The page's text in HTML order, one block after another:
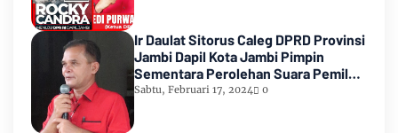
Ir Daulat Sitorus Caleg DPRD Provinsi
Jambi Dapil Kota Jambi Pimpin
Sementara Perolehan Suara Pemilu
2024
Sabtu, Februari 17, 2024 0